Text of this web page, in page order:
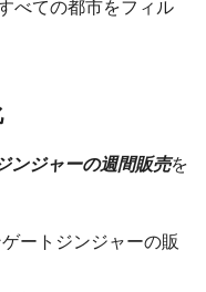
べての都市をフィル
ンジャーの週間販売を
ートジンジャーの販